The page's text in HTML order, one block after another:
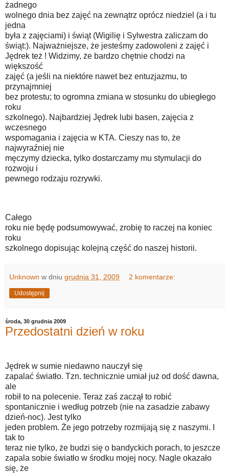
żadnego
wolnego dnia bez zajęć na zewnątrz oprócz niedziel (a i tu
jedna
była z zajęciami) i świąt (Wigilię i Sylwestra zaliczam do
świąt:). Najważniejsze, że jesteśmy zadowoleni z zajęć i
Jędrek też ! Widzimy, że bardzo chętnie chodzi na
większość
zajęć (a jeśli na niektóre nawet bez entuzjazmu, to
przynajmniej
bez protestu; to ogromna zmiana w stosunku do ubiegłego
roku
szkolnego). Najbardziej Jędrek lubi basen, zajęcia z
wczesnego
wspomagania i zajęcia w KTA. Cieszy nas to, że
najwyraźniej nie
męczymy dziecka, tylko dostarczamy mu stymulacji do
rozwoju i
pewnego rodzaju rozrywki.
Całego
roku nie będę podsumowywać, zrobię to raczej na koniec
roku
szkolnego dopisując kolejną część do naszej historii.
Unknown w dniu grudnia 31, 2009 2 komentarze:
Udostępnij
środa, 30 grudnia 2009
Przedostatni dzień w roku
Jędrek w sumie niedawno nauczył się
zapalać światło. Tzn. technicznie umiał już od dość dawna,
ale
robił to na polecenie. Teraz zaś zaczął to robić
spontanicznie i według potrzeb (nie na zasadzie zabawy
dzień-noc). Jest tylko
jeden problem. Że jego potrzeby rozmijają się z naszymi. I
tak to
teraz nie tylko, że budzi się o bandyckich porach, to jeszcze
zapala sobie światło w środku mojej nocy. Nagle okazało
się, że